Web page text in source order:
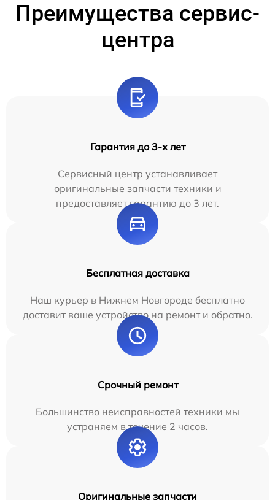
Преимущества сервис-
центра
Гарантия до 3-х лет
Сервисный центр устанавливает
оригинальные запчасти техники и
предоставляет гарантию до 3 лет.
Бесплатная доставка
Наш курьер в Нижнем Новгороде бесплатно
доставит ваше устройство на ремонт и обратно.
Срочный ремонт
Большинство неисправностей техники мы
устраняем в течение 2 часов.
Оригинальные запчасти